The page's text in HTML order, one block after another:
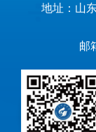
地址：山
邮